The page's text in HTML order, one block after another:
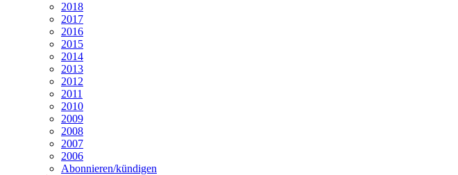
2018
2017
2016
2015
2014
2013
2012
2011
2010
2009
2008
2007
2006
Abonnieren/kündigen